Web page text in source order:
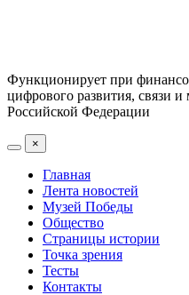
Функционирует при
цифрового развития, связи
Российской Федерации
×
Главная
Лента новостей
Музей Победы
Общество
Страницы истории
Точка зрения
Тесты
Контакты